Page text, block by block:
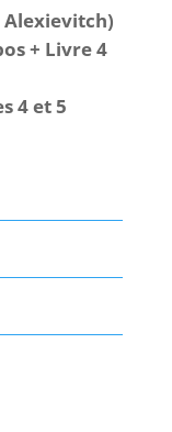
+ Livre 4
4 et 5